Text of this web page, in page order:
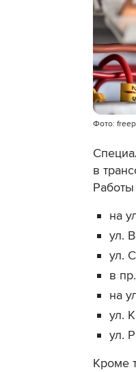
Фото:
в
Работы
на
ул.
ул.
в
на
ул.
ул.
Кроме